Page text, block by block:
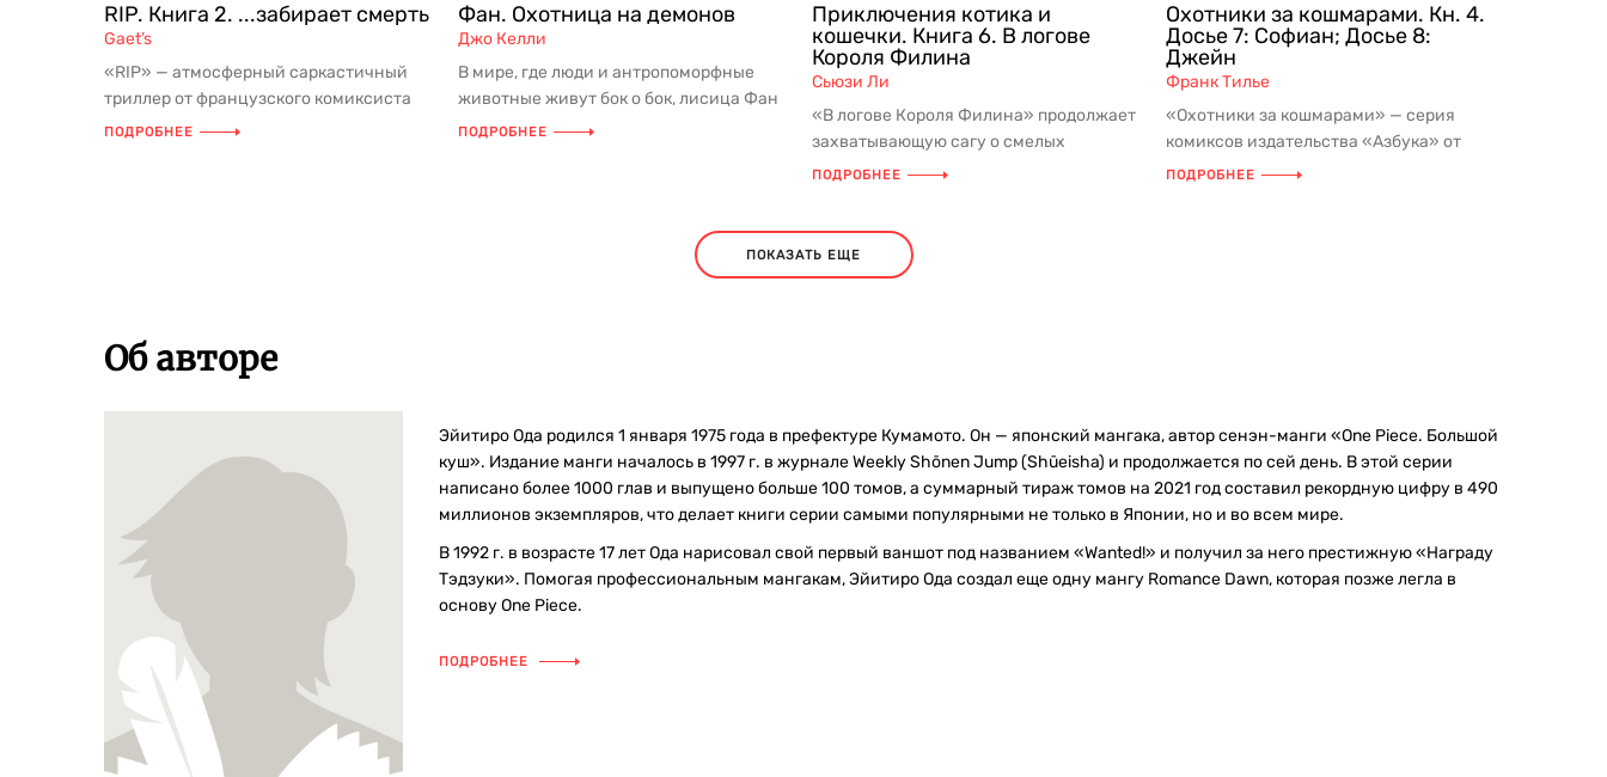
RIP. Книга 2. ...забирает смерть
Gaet’s
«RIP» — атмосферный саркастичный
триллер от французского комиксиста
Gaet’s: самая известная работа а...
ПОДРОБНЕЕ
Фан. Охотница на демонов
Джо Келли
В мире, где люди и антропоморфные
животные живут бок о бок, лисица Фан
посвятила себя охоте на демон...
ПОДРОБНЕЕ
Приключения котика и
кошечки. Книга 6. В логове
Короля Филина
Сьюзи Ли
«В логове Короля Филина» продолжает
захватывающую сагу о смелых
пушистых героях и их друзьях. Это уж...
ПОДРОБНЕЕ
Охотники за кошмарами. Кн. 4.
Досье 7: Софиан; Досье 8:
Джейн
Франк Тилье
«Охотники за кошмарами» — серия
комиксов издательства «Азбука» от
Франка Тилье, признанного мастера ...
ПОДРОБНЕЕ
ПОКАЗАТЬ ЕЩЕ
Об авторе
Эйитиро Ода родился 1 января 1975 года в префектуре Кумамото. Он — японский мангака, автор сенэн-манги «One Piece. Большой
куш». Издание манги началось в 1997 г. в журнале Weekly Shōnen Jump (Shūeisha) и продолжается по сей день. В этой серии
написано более 1000 глав и выпущено больше 100 томов, а суммарный тираж томов на 2021 год составил рекордную цифру в 490
миллионов экземпляров, что делает книги серии самыми популярными не только в Японии, но и во всем мире.
В 1992 г. в возрасте 17 лет Ода нарисовал свой первый ваншот под названием «Wanted!» и получил за него престижную «Награду
Тэдзуки». Помогая профессиональным мангакам, Эйитиро Ода создал еще одну мангу Romance Dawn, которая позже легла в
основу One Piece.
ПОДРОБНЕЕ